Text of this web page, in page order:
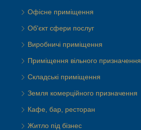
Офісне приміщення
Об'єкт сфери послуг
Виробничі приміщення
Приміщення вільного призначення
Складські приміщення
Земля комерційного призначення
Кафе, бар, ресторан
Житло під бізнес